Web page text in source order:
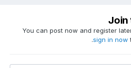
You can post now and register
sign in now